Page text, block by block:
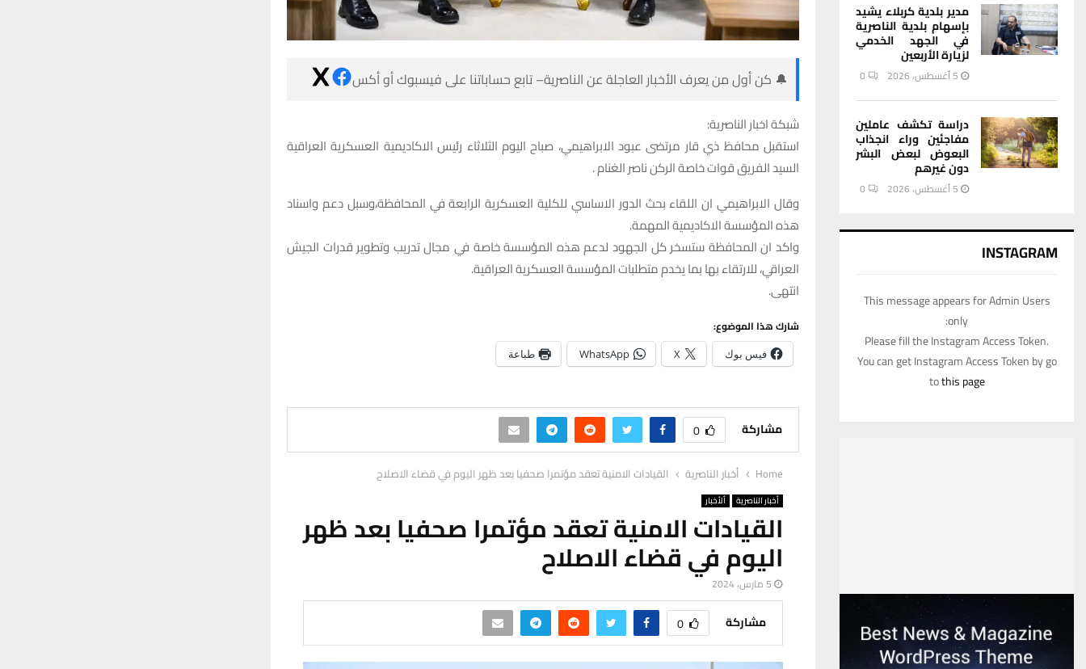
🔔 كن أول من يعرف الأخبار العاجلة عن الناصرية– تابع حساباتنا على فيسبوك أو أكس
شبكة اخبار الناصرية:
استقبل محافظ ذي قار مرتضى عبود الابراهيمي، صباح اليوم الثلاثاء رئيس الاكاديمية العسكرية العراقية
السيد الفريق قوات خاصة الركن ناصر الغنام .
وقال الابراهيمي ان اللقاء بحث الدور الاساسي للكلية العسكرية الرابعة في المحافظة،وسبل دعم واسناد
هذه المؤسسة الاكاديمية المهمة.
واكد ان المحافظة ستسخر كل الجهود لدعم هذه المؤسسة خاصة في مجال تدريب وتطوير قدرات الجيش
العراقي، للارتقاء بها بما يخدم متطلبات المؤسسة العسكرية العراقية.
انتهى.
شارك هذا الموضوع:
فيس بوك X
WhatsApp طباعة
مشاركة 0
Home أخبار الناصرية القيادات الامنية تعقد مؤتمرا صحفيا بعد ظهر اليوم في قضاء الاصلاح
أخبار الناصرية ألأخبار
القيادات الامنية تعقد مؤتمرا صحفيا بعد ظهر
اليوم في قضاء الاصلاح
5 مارس، 2024
مشاركة 0
مدير بلدية كربلاء يشيد
بإسهام بلدية الناصرية
في الجهد الخدمي
لزيارة الأربعين
5 أغسطس، 2026 0
دراسة تكشف عاملين
مفاجئين وراء انجذاب
البعوض لبعض البشر
دون غيرهم
5 أغسطس، 2026 0
INSTAGRAM
This message appears for Admin Users
only:
Please fill the Instagram Access Token.
You can get Instagram Access Token by go
tothis page